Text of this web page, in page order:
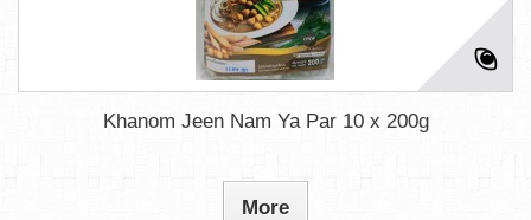
Khanom Jeen Nam Ya Par 10 x 200g
More